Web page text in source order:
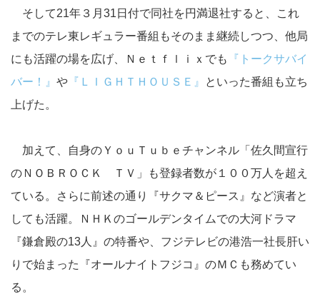
そして21年３月31日付で同社を円満退社すると、これ
までのテレ東レギュラー番組もそのまま継続しつつ、他局
にも活躍の場を広げ、Ｎｅｔｆｌｉｘでも
『トークサバイ
バー！』 や 『ＬＩＧＨＴＨＯＵＳＥ』
といった番組も立ち
上げた。
加えて、自身のＹｏｕＴｕｂｅチャンネル「佐久間宣行
のＮＯＢＲＯＣＫ ＴＶ」も登録者数が１００万人を超え
ている。さらに前述の通り『サクマ＆ピース』など演者と
しても活躍。ＮＨＫのゴールデンタイムでの大河ドラマ
『鎌倉殿の13人』の特番や、フジテレビの港浩一社長肝い
りで始まった『オールナイトフジコ』のＭＣも務めてい
る。